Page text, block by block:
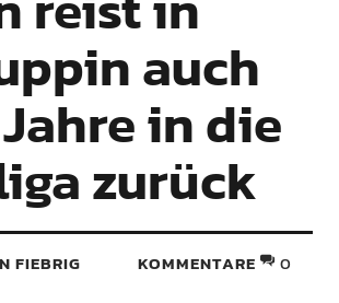
auch
in die
zurück
FIEBRIG
KOMMENTARE 0